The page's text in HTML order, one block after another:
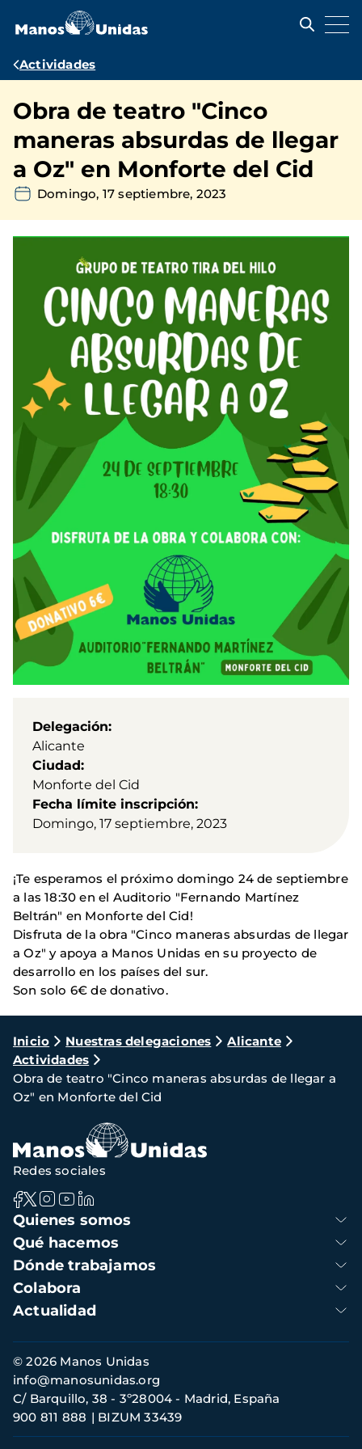
contenido
Ruta
navegación
Actividades
Obra de teatro "Cinco
maneras absurdas de llegar
a Oz" en Monforte del Cid
Domingo, 17 septiembre, 2023
Delegación
Alicante
Ciudad
Monforte del Cid
Fecha límite inscripción
Domingo, 17 septiembre, 2023
¡Te esperamos el próximo domingo 24 de septiembre
a las 18:30 en el Auditorio "Fernando Martínez
Beltrán" en Monforte del Cid!
Disfruta de la obra "Cinco maneras absurdas de llegar
a Oz" y apoya a Manos Unidas en su proyecto de
desarrollo en los países del sur.
Son solo 6€ de donativo.
Ruta
de
navegación
Inicio Nuestras delegaciones
Alicante
Actividades
Obra de teatro "Cinco maneras absurdas de llegar a
Oz" en Monforte del Cid
Navegación
principal
Quienes somos
Qué hacemos
Dónde trabajamos
Colabora
Actualidad
Redes sociales
Información
de
contacto
© 2026 Manos Unidas
C/ Barquillo, 38 - 3º28004 - Madrid, España
900 811 888
BIZUM 33439
info@manosunidas.org